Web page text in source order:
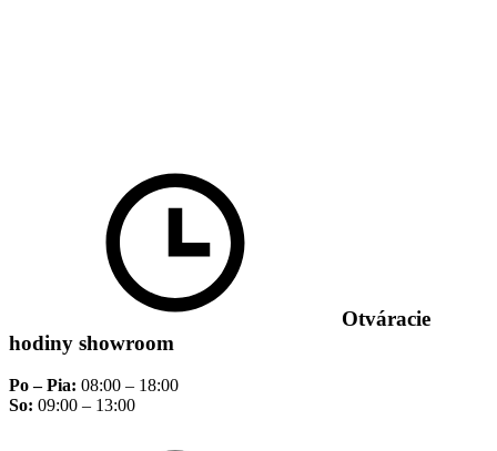
Otváracie
hodiny showroom
Po – Pia: 08:00 – 18:00
So: 09:00 – 13:00